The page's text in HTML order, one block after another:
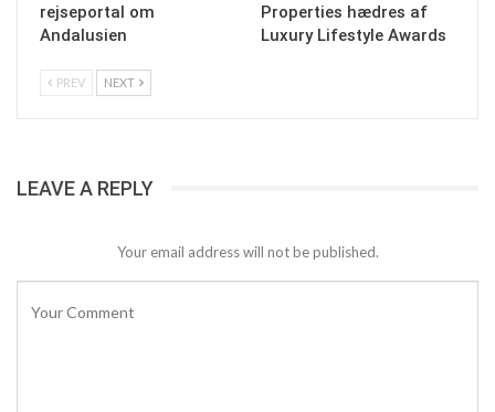
rejseportal om
Andalusien
Properties hædres af
Luxury Lifestyle Awards
PREV NEXT
LEAVE A REPLY
Your email address will not be published.